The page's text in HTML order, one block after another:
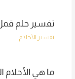
تفسير حلم
تفسير الأحلام
ما هي الأحلام